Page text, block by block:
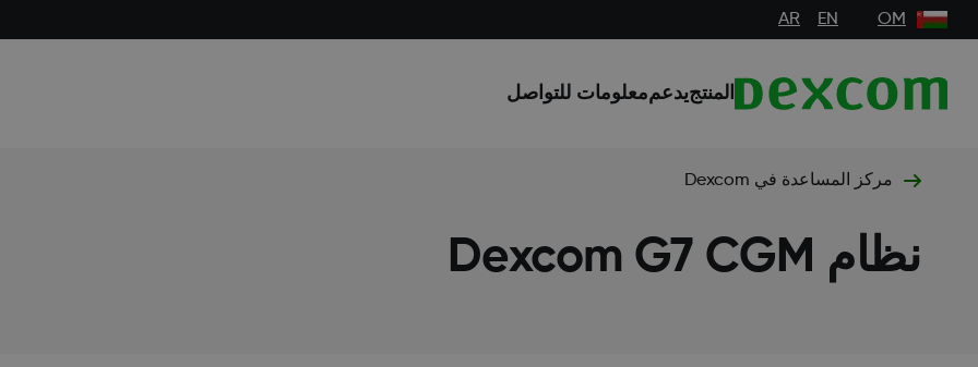
OM
EN
AR
المنتجيدعممعلومات للتواصل
مركز المساعدة في Dexcom
نظام Dexcom G7 CGM